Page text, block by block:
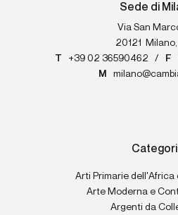
Sede di
Via San
20121
Milano,
T
+39 02 36590462 / F
M
Arti Primarie dell'Africa
Arte Moderna e
Argenti da